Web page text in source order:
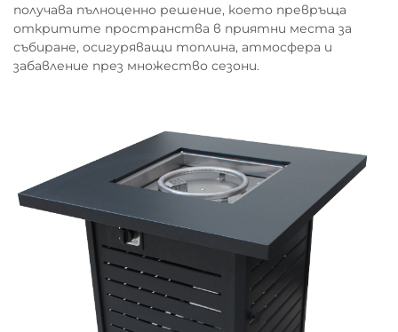
получава пълноценно решение, което превръща
откритите пространства в приятни места за
събиране, осигуряващи топлина, атмосфера и
забавление през множество сезони.